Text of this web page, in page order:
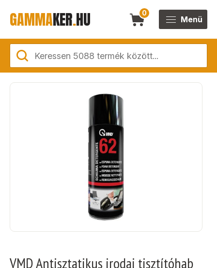
GAMMAKER.HU 0
Menü
VMD Antisztatikus irodai tisztítóhab